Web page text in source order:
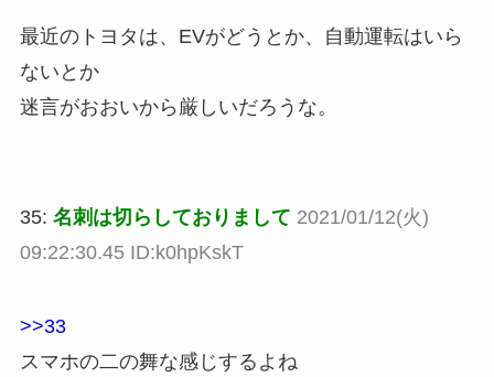
最近のトヨタは、EVがどうとか、自動運転はいら
ないとか
迷言がおおいから厳しいだろうな。
35: 名刺は切らしておりまして 2021/01/12(火)
09:22:30.45 ID:k0hpKskT
>>33
スマホの二の舞な感じするよね